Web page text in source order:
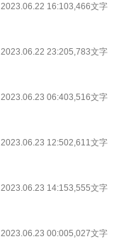
2023.06.22 16:103,466文字
2023.06.22 23:205,783文字
2023.06.23 06:403,516文字
2023.06.23 12:502,611文字
2023.06.23 14:153,555文字
2023.06.23 00:005,027文字